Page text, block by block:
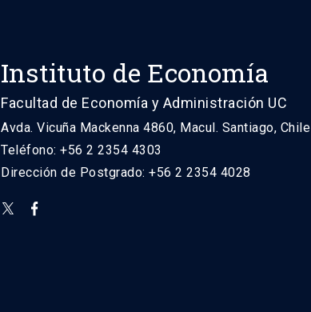
Instituto de Economía
Facultad de Economía y Administración UC
Avda. Vicuña Mackenna 4860, Macul. Santiago, Chile
Teléfono: +56 2 2354 4303
Dirección de Postgrado: +56 2 2354 4028